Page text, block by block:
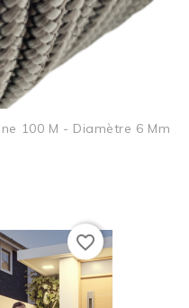
100 M - Diamètre 6 Mm
favorite_border